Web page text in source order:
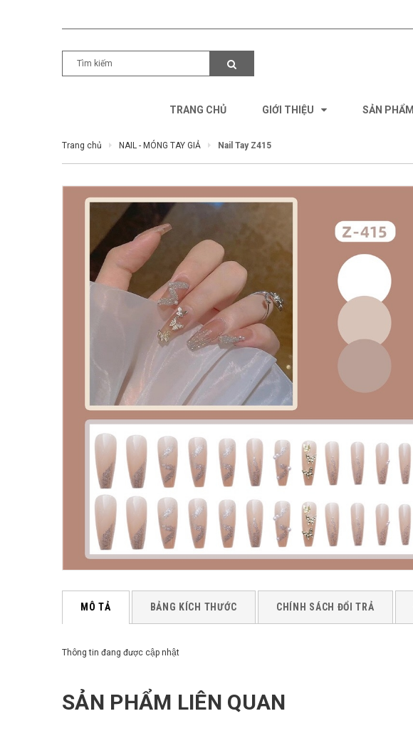
TRANG CHỦ GIỚI THIỆU SẢN PHẨM
Trang chủ NAIL - MÓNG TAY GIẢ Nail Tay Z415
MÔ TẢ BẢNG KÍCH THƯỚC CHÍNH SÁCH ĐỔI TRẢ
Thông tin đang được cập nhật
SẢN PHẨM LIÊN QUAN